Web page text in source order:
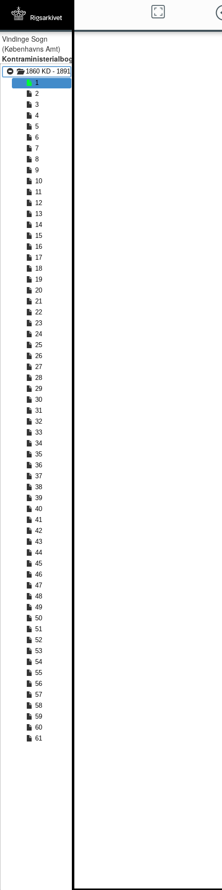
Vindinge Sogn
(Københavns Amt)
Kontraministerialbog
1860 KD - 1891 KD
1
2
3
4
5
6
7
8
9
10
11
12
13
14
15
16
17
18
19
20
21
22
23
24
25
26
27
28
29
30
31
32
33
34
35
36
37
38
39
40
41
42
43
44
45
46
47
48
49
50
51
52
53
54
55
56
57
58
59
60
61